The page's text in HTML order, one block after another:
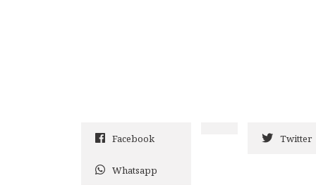
Facebook Twitter
Whatsapp